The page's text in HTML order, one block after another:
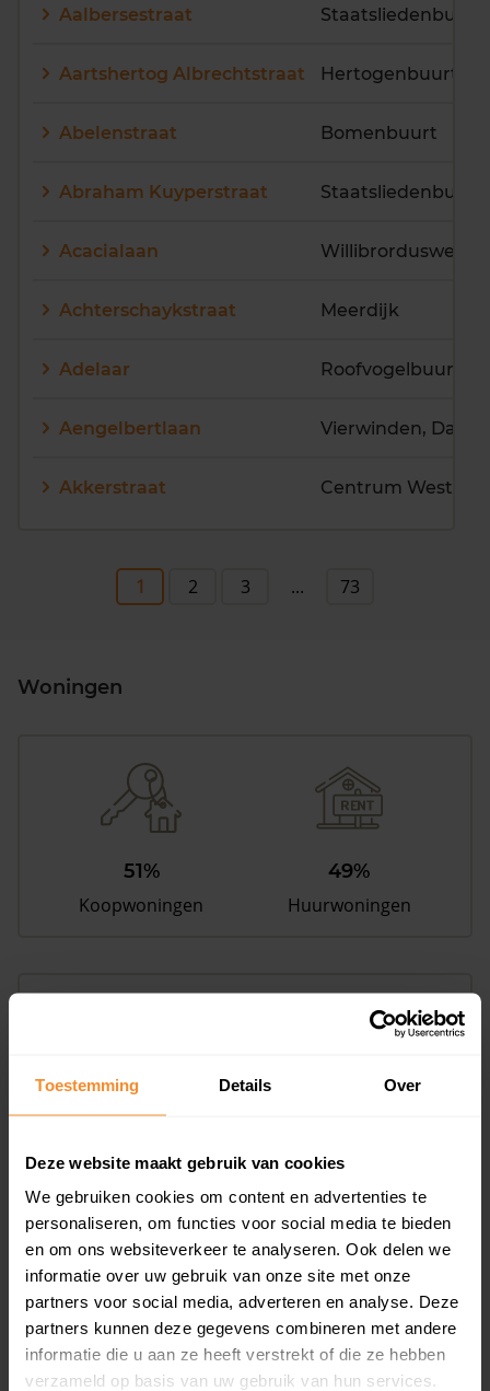
Toestemming Details Over
Deze website maakt gebruik van cookies
We gebruiken cookies om content en advertenties te
personaliseren, om functies voor social media te bieden
en om ons websiteverkeer te analyseren. Ook delen we
informatie over uw gebruik van onze site met onze
partners voor social media, adverteren en analyse. Deze
partners kunnen deze gegevens combineren met andere
informatie die u aan ze heeft verstrekt of die ze hebben
verzameld op basis van uw gebruik van hun services.
Q
R U
V
Aalbersestraat Staatsliedenbuurt
Aartshertog Albrechtstraat Hertogenbuurt
Abelenstraat Bomenbuurt
Abraham Kuyperstraat Staatsliedenbuurt
Acacialaan Willibrordusweg-
Achterschaykstraat Meerdijk
Adelaar Roofvogelbuurt
Aengelbertlaan
Akkerstraat Centrum West
1 2 3 ... 73
Woningen
51%
Koopwoningen
49%
Huurwoningen
aandeel van totale woningen
Bouwjaar